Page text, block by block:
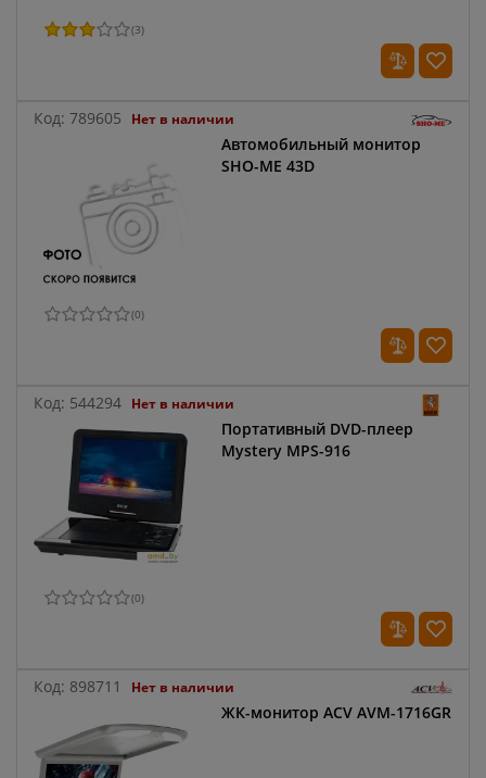
(3)
Код: 789605 Нет в наличии
Автомобильный монитор
SHO-ME 43D
(0)
Код: 544294 Нет в наличии
Портативный DVD-плеер
Mystery MPS-916
(0)
Код: 898711 Нет в наличии
ЖК-монитор ACV AVM-1716GR